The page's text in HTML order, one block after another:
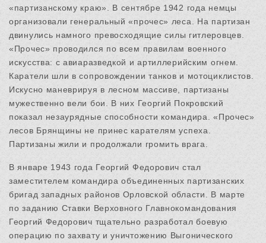
«партизанскому краю». В сентябре 1942 года немцы
организовали генеральный «прочес» леса. На партизан
двинулись намного превосходящие силы гитлеровцев.
«Прочес» проводился по всем правилам военного
искусства: с авиаразведкой и артиллерийским огнем.
Каратели шли в сопровождении танков и мотоциклистов.
Искусно маневрируя в лесном массиве, партизаны
мужественно вели бои. В них Георгий Покровский
показал незаурядные способности командира. «Прочес»
лесов Брянщины не принес карателям успеха.
Партизаны жили и продолжали громить врага.
В январе 1943 года Георгий Федорович стал
заместителем командира объединенных партизанских
бригад западных районов Орловской области. В марте
по заданию Ставки Верховного Главнокомандования
Георгий Федорович тщательно разработал боевую
операцию по захвату и уничтожению Выгонического